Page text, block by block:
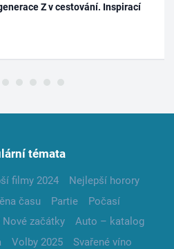
Z v cestování. Inspirací
témata
filmy 2024
Nejlepší horory
času Partie
Počasí
Nové začátky
Auto – katalog
Volby 2025
Svařené víno